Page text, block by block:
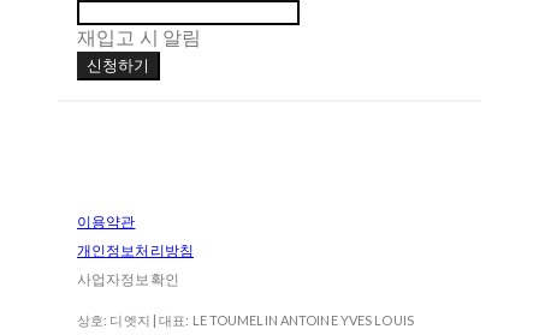
재입고 시 알림
신청하기
이용약관
개인정보처리방침
사업자정보확인
상호: 디엣지 | 대표: LE TOUMELIN ANTOINE YVES LOUIS